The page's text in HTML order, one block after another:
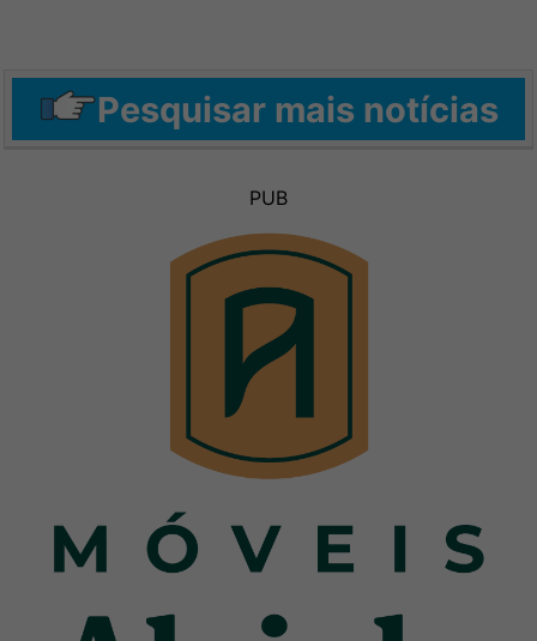
Pesquisar mais notícias
PUB